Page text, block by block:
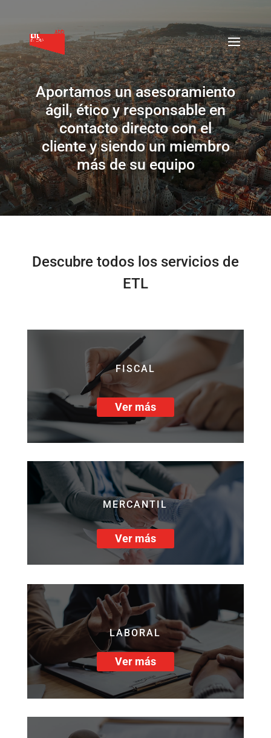
Aportamos un asesoramiento
ágil, ético y responsable en
contacto directo con el
cliente y siendo un miembro
más de su equipo
vídeo
Descubre todos los servicios de
ETL
Ver más
FISCAL
MERCANTIL
Ver más
LABORAL
Ver más